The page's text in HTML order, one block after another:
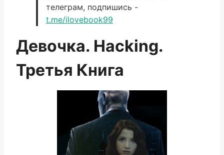
телеграм, подпишись -
t.me/ilovebook99
Девочка. Hacking.
Третья Книга